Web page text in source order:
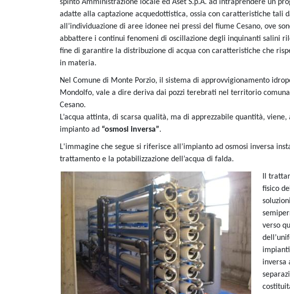
spinto Amministrazione locale ed Aset S.p.A. ad intraprendere un
adatte alla captazione acquedottistica, ossia con caratteristiche tali
all’individuazione di aree idonee nei pressi del fiume Cesano, ove
abbattere i continui fenomeni di oscillazione degli inquinanti salini
fine di garantire la distribuzione di acqua con caratteristiche che
in materia.
Nel Comune di Monte Porzio, il sistema di approvvigionamento
Mondolfo, vale a dire deriva dai pozzi terebrati nel territorio
Cesano.
L’acqua attinta, di scarsa qualità, ma di apprezzabile quantità,
impianto ad “osmosi inversa”.
L'immagine che segue si riferisce all’impianto ad osmosi inversa
trattamento e la potabilizzazione dell’acqua di falda.
Il
fisico
verso
inversa